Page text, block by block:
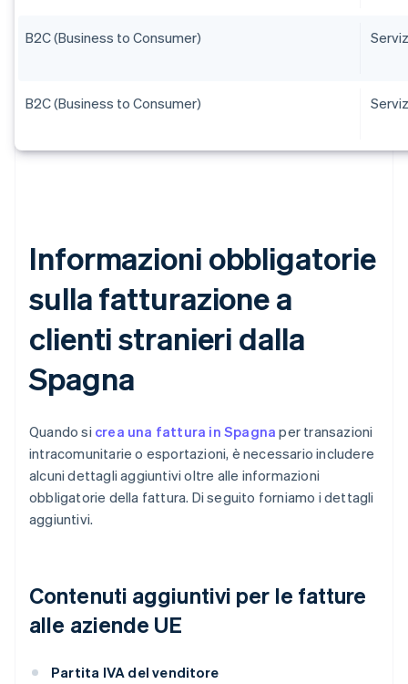
B2C (Business to Consumer)
B2C (Business to Consumer)
Informazioni obbligatorie
sulla fatturazione a
clienti stranieri dalla
Spagna
Quando si crea una fattura in Spagna per transazioni
intracomunitarie o esportazioni, è necessario includere
alcuni dettagli aggiuntivi oltre alle informazioni
obbligatorie della fattura. Di seguito forniamo i dettagli
aggiuntivi.
Contenuti aggiuntivi per le fatture
alle aziende UE
Partita IVA del venditore